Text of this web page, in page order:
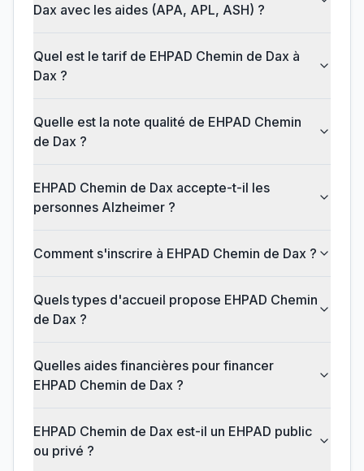
Dax avec les aides (APA, APL, ASH) ?
Quel est le tarif de EHPAD Chemin de Dax à
Dax ?
Quelle est la note qualité de EHPAD Chemin
de Dax ?
EHPAD Chemin de Dax accepte-t-il les
personnes Alzheimer ?
Comment s'inscrire à EHPAD Chemin de Dax ?
Quels types d'accueil propose EHPAD Chemin
de Dax ?
Quelles aides financières pour financer
EHPAD Chemin de Dax ?
EHPAD Chemin de Dax est-il un EHPAD public
ou privé ?